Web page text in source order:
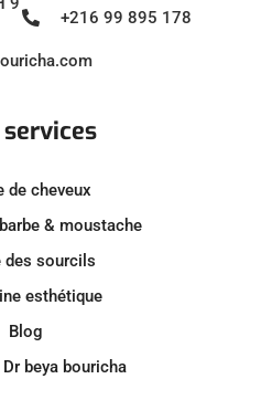
+216 99 895 178
de cheveux
& moustache
des sourcils
esthétique
Blog
beya bouricha